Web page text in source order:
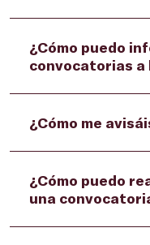
¿Cómo puedo
convocatorias a
¿Cómo me
¿Cómo puedo
una